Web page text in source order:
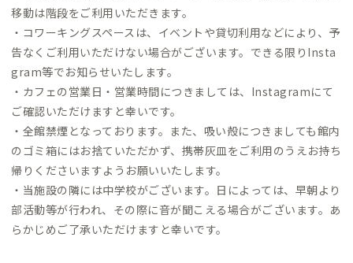
移動は階段をご利用いただきます。
・コワーキングスペースは、イベントや貸切利用などにより、予
告なくご利用いただけない場合がございます。できる限りInsta
gram等でお知らせいたします。
・カフェの営業日・営業時間につきましては、Instagramにて
ご確認いただけますと幸いです。
・全館禁煙となっております。また、吸い殻につきましても館内
のゴミ箱にはお捨ていただかず、携帯灰皿をご利用のうえお持ち
帰りくださいますようお願いいたします。
・当施設の隣には中学校がございます。日によっては、早朝より
部活動等が行われ、その際に音が聞こえる場合がございます。あ
らかじめご了承いただけますと幸いです。